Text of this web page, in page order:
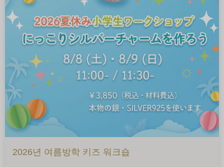
2026년 여름방학 키즈 워크숍